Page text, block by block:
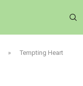
»
Tempting Heart